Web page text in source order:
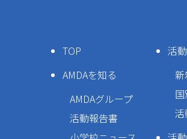
TOP
AMDAを知る
AMDAグループ
活動報告書
活